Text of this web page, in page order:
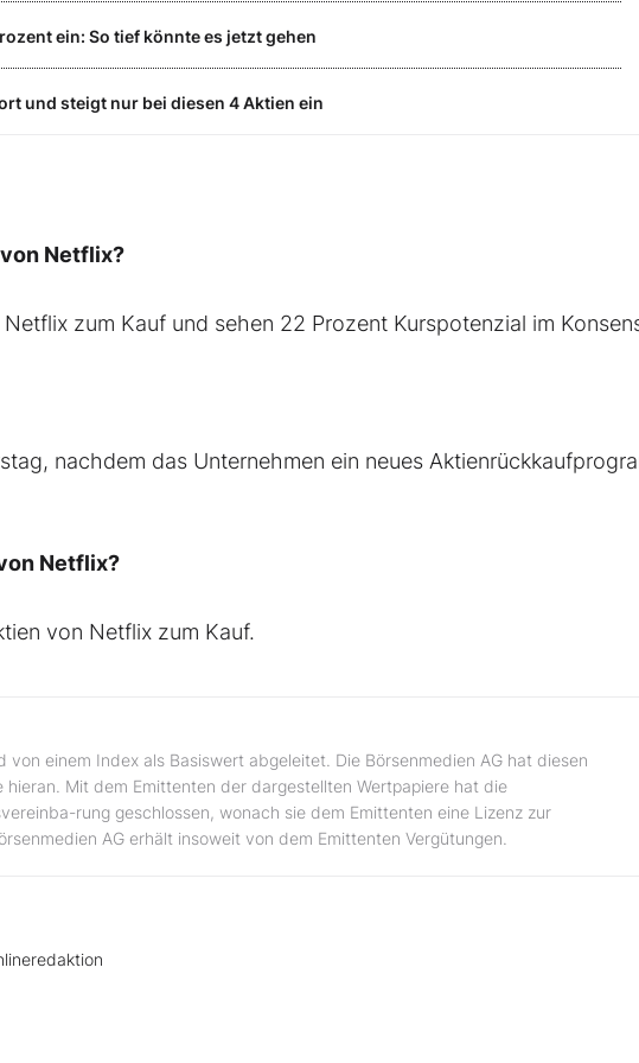
ein: So tief könnte es jetzt gehen
und steigt nur bei diesen 4 Aktien ein
Netflix?
zum Kauf und sehen 22 Prozent Kurspotenzial im
nachdem das Unternehmen ein neues
Netflix?
von Netflix zum Kauf.
von einem Index als Basiswert abgeleitet. Die Börsenmedien AG hat diesen
Mit dem Emittenten der dargestellten Wertpapiere hat die
rung geschlossen, wonach sie dem Emittenten eine Lizenz zur
AG erhält insoweit von dem Emittenten Vergütungen.